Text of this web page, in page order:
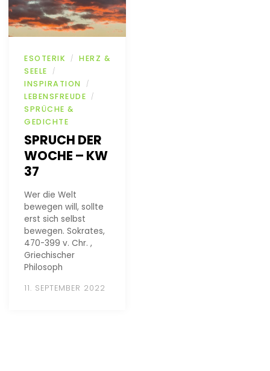
ESOTERIK /
HERZ &
SEELE
/
INSPIRATION /
LEBENSFREUDE /
SPRÜCHE &
GEDICHTE
SPRUCH DER
WOCHE – KW
37
Wer die Welt
bewegen will, sollte
erst sich selbst
bewegen. Sokrates,
470-399 v. Chr. ,
Griechischer
Philosoph
11. SEPTEMBER 2022